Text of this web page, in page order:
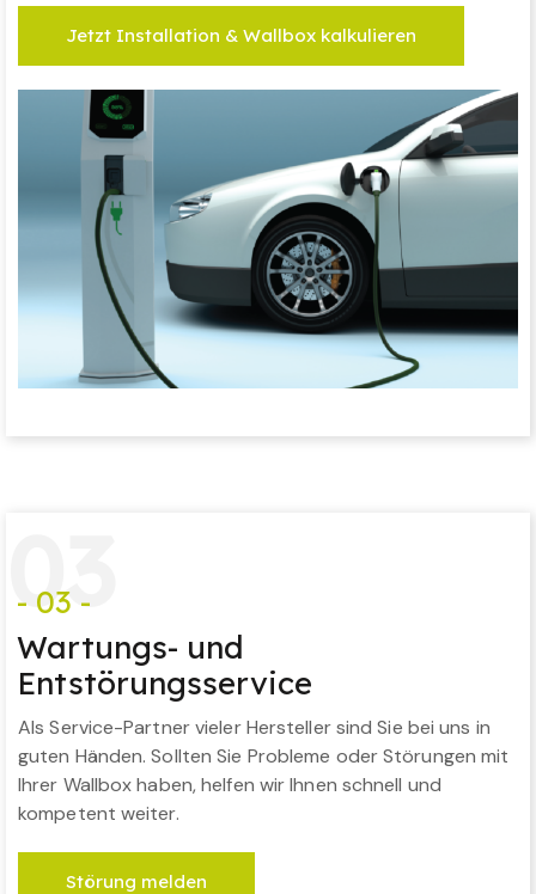
Jetzt Installation & Wallbox kalkulieren
03
- 03 -
Wartungs- und
Entstörungsservice
Als Service-Partner vieler Hersteller sind Sie bei uns in
guten Händen. Sollten Sie Probleme oder Störungen mit
Ihrer Wallbox haben, helfen wir Ihnen schnell und
kompetent weiter.
Störung melden